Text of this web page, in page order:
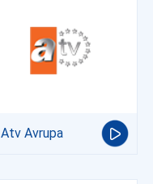
Atv Avrupa